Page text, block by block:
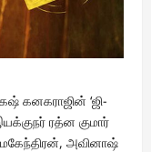
கனகராஜின் ‘ஜி-
ரத்ன குமார்
மகேந்திரன், அவினாஷ்